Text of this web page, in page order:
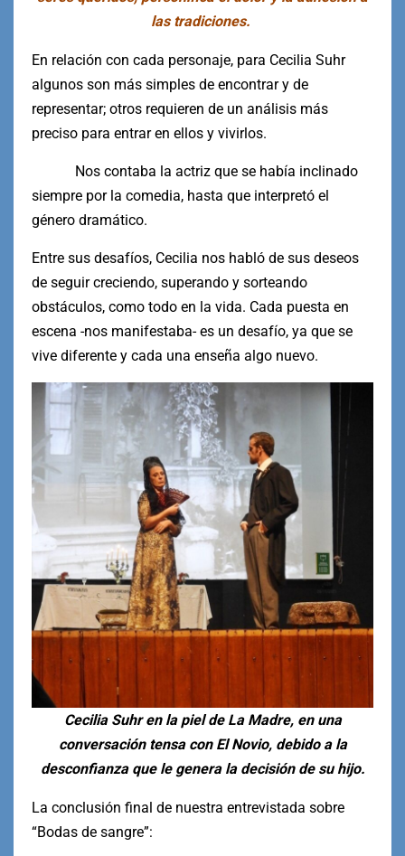
las tradiciones.
En relación con cada personaje, para Cecilia Suhr
algunos son más simples de encontrar y de
representar; otros requieren de un análisis más
preciso para entrar en ellos y vivirlos.
Nos contaba la actriz que se había inclinado
siempre por la comedia, hasta que interpretó el
género dramático.
Entre sus desafíos, Cecilia nos habló de sus deseos
de seguir creciendo, superando y sorteando
obstáculos, como todo en la vida. Cada puesta en
escena -nos manifestaba- es un desafío, ya que se
vive diferente y cada una enseña algo nuevo.
Cecilia Suhr en la piel de La Madre, en una
conversación tensa con El Novio, debido a la
desconfianza que le genera la decisión de su hijo.
La conclusión final de nuestra entrevistada sobre
“Bodas de sangre”: